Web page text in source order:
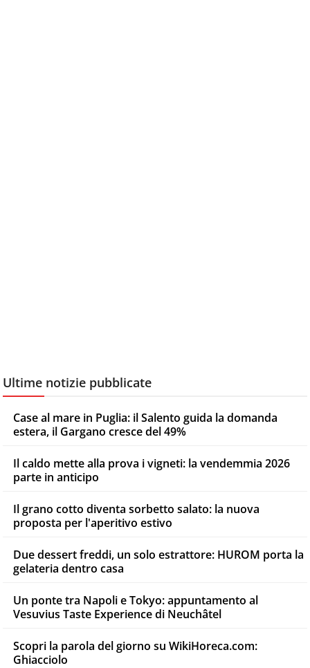
Ultime notizie pubblicate
Case al mare in Puglia: il Salento guida la domanda
estera, il Gargano cresce del 49%
Il caldo mette alla prova i vigneti: la vendemmia 2026
parte in anticipo
Il grano cotto diventa sorbetto salato: la nuova
proposta per l'aperitivo estivo
Due dessert freddi, un solo estrattore: HUROM porta la
gelateria dentro casa
Un ponte tra Napoli e Tokyo: appuntamento al
Vesuvius Taste Experience di Neuchâtel
Scopri la parola del giorno su WikiHoreca.com:
Ghiacciolo